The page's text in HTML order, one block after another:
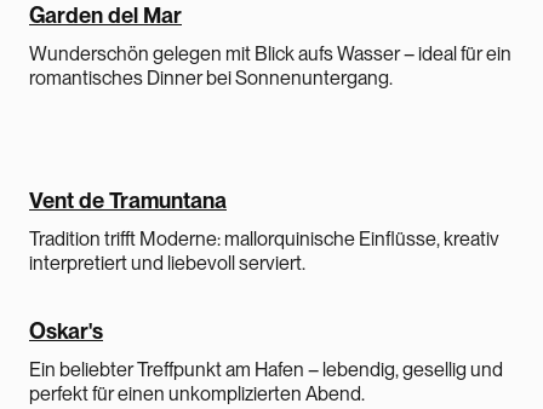
Garden del Mar
Wunderschön gelegen mit Blick aufs Wasser – ideal für ein
romantisches Dinner bei Sonnenuntergang.
Vent de Tramuntana
Tradition trifft Moderne: mallorquinische Einflüsse, kreativ
interpretiert und liebevoll serviert.
Oskar's
Ein beliebter Treffpunkt am Hafen – lebendig, gesellig und
perfekt für einen unkomplizierten Abend.